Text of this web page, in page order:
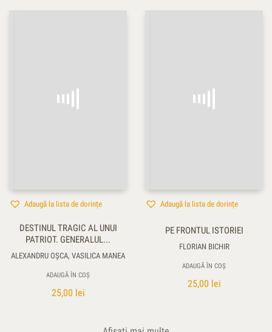
Adaugă la lista de dorințe
DESTINUL TRAGIC AL UNUI
PATRIOT. GENERALUL...
ALEXANDRU OŞCA, VASILICA MANEA
ADAUGĂ ÎN COȘ
25,00 lei
Adaugă la lista de dorințe
PE FRONTUL ISTORIEI
FLORIAN BICHIR
ADAUGĂ ÎN COȘ
25,00 lei